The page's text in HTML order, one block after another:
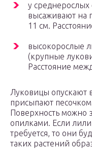
у
высаживают на
11 см.
высокорослые
(крупные
Расстояние
Луковицы опускают
присыпают
Поверхность можно
опилками. Если
требуется, то они
таких растений